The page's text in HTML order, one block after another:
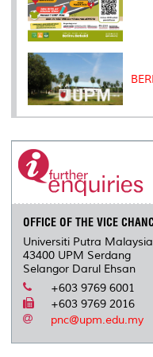
OFFICE OF THE VICE
Universiti Putra Malaysia
43400 UPM Serdang
Selangor Darul Ehsan
+603 9769 6001
+603 9769 2016
pnc@upm.edu.my